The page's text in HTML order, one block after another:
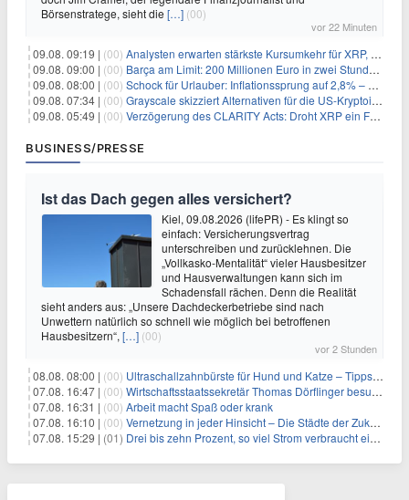
Börsenstratege, sieht die […] (00)
vor 22 Minuten
09.08. 09:19 | (00) Analysten erwarten stärkste Kursumkehr für XRP, während Polymarket skeptisch bleibt
09.08. 09:00 | (00) Barça am Limit: 200 Millionen Euro in zwei Stunden – warum dieser Schuldentrip hochgefährlich wird
09.08. 08:00 | (00) Schock für Urlauber: Inflationssprung auf 2,8% – Diese Preise explodieren jetzt
09.08. 07:34 | (00) Grayscale skizziert Alternativen für die US-Kryptoindustrie ohne CLARITY Act
09.08. 05:49 | (00) Verzögerung des CLARITY Acts: Droht XRP ein Fall unter die $1-Marke?
BUSINESS/PRESSE
Ist das Dach gegen alles versichert?
Kiel, 09.08.2026 (lifePR) - Es klingt so
einfach: Versicherungsvertrag
unterschreiben und zurücklehnen. Die
„Vollkasko-Mentalität“ vieler Hausbesitzer
und Hausverwaltungen kann sich im
Schadensfall rächen. Denn die Realität
sieht anders aus: „Unsere Dachdeckerbetriebe sind nach
Unwettern natürlich so schnell wie möglich bei betroffenen
Hausbesitzern“, […] (00)
vor 2 Stunden
08.08. 08:00 | (00) Ultraschallzahnbürste für Hund und Katze – Tipps zur erfolgreichen Eingewöhnung
07.08. 16:47 | (00) Wirtschaftsstaatssekretär Thomas Dörflinger besucht Handwerksbetrieb im Kammerbezirk Freiburg
07.08. 16:31 | (00) Arbeit macht Spaß oder krank
07.08. 16:10 | (00) Vernetzung in jeder Hinsicht – Die Städte der Zukunft sind grün-blau
07.08. 15:29 | (01) Drei bis zehn Prozent, so viel Strom verbraucht ein Aufzug im Gebäude